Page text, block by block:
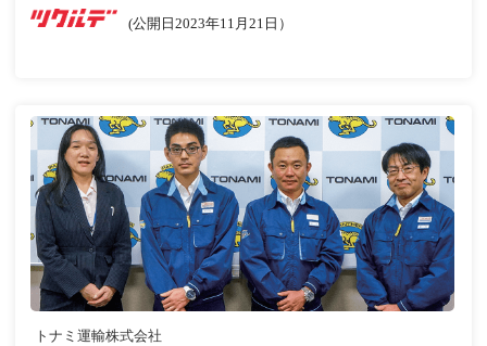
(公開日2023年11月21日）
トナミ運輸株式会社